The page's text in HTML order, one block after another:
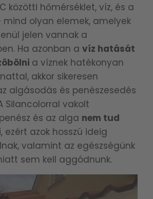
közötti hőmérséklet, víz, és a
olyan elemek, amelyek
jelen vannak a
Ha azonban a víz hatását
a víznek hatékonyan
akkor sikeresen
algásodás és penészesedés
Silancolorral vakolt
és az alga nem tud
, ezért azok hosszú ideig
valamint az egészségünk
sem kell aggódnunk.